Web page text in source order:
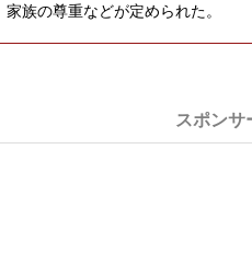
家族の尊重などが定められた。